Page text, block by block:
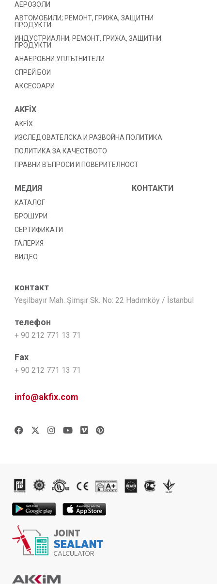
АЕРОЗОЛИ
АВТОМОБИЛИ; РЕМОНТ, ГРИЖА, ЗАЩИТНИ
ПРОДУКТИ
ИНДУСТРИАЛНИ; РЕМОНТ, ГРИЖА, ЗАЩИТНИ
ПРОДУКТИ
АНАЕРОБНИ УПЛЪТНИТЕЛИ
СПРЕЙ БОИ
АКСЕСОАРИ
AKFİX
AKFİX
ИЗСЛЕДОВАТЕЛСКА И РАЗВОЙНА ПОЛИТИКА
ПОЛИТИКА ЗА КАЧЕСТВОТО
ПРАВНИ ВЪПРОСИ И ПОВЕРИТЕЛНОСТ
МЕДИЯ
КАТАЛОГ
БРОШУРИ
СЕРТИФИКАТИ
ГАЛЕРИЯ
ВИДЕО
КОНТАКТИ
контакт
Yeşilbayır Mah. Şimşir Sk. No: 22 Hadımköy / İstanbul
телефон
+ 90 212 771 13 71
Fax
+ 90 212 771 13 71
info@akfix.com